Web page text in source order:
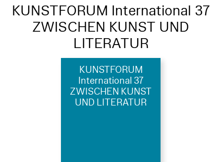
KUNSTFORUM International 37
ZWISCHEN KUNST UND
LITERATUR
KUNSTFORUM
International 37
ZWISCHEN KUNST
UND LITERATUR